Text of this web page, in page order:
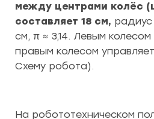
между центрами колёс
составляет 18 см,
см, π ≈ 3,14. Левым
правым колесом
Схему робота).
На робототехническом